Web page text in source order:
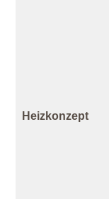
Heizkonzept